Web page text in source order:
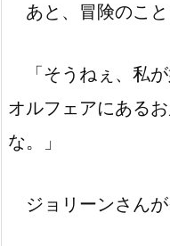
あと、冒険のこと
「そうねぇ、私が
オルフェアにある
な。」
ジョリーンさん